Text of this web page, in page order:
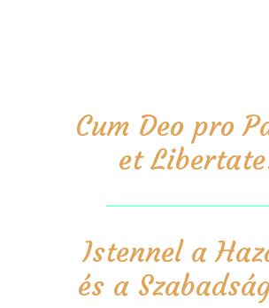
Cum Deo pro
et
Istennel a
és a